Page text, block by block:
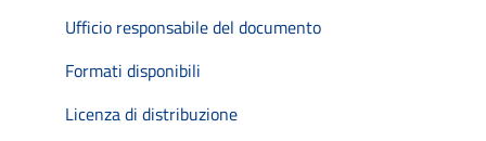
Ufficio responsabile del documento
Formati disponibili
Licenza di distribuzione